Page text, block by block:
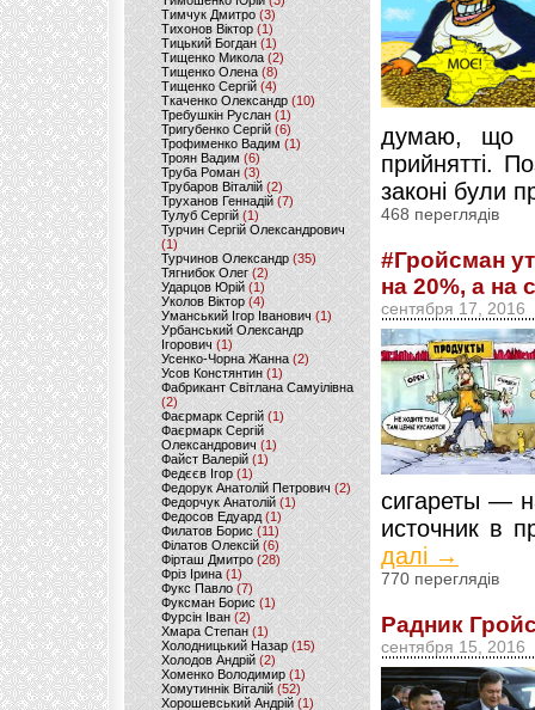
Тимчук Дмитро (3)
Тихонов Віктор (1)
Тицький Богдан (1)
Тищенко Микола (2)
Тищенко Олена (8)
Тищенко Сергій (4)
Ткаченко Олександр (10)
Требушкін Руслан (1)
Тригубенко Сергій(6)
Трофименко Вадим (1)
Троян Вадим (6)
Труба Роман(3)
Трубаров Віталій (2)
Труханов Геннадій (7)
Тулуб Сергій(1)
Турчин Сергій Олександрович
(1)
Турчинов Олександр(35)
Тягнибок Олег (2)
Ударцов Юрій (1)
Уколов Віктор(4)
Уманський Ігор Іванович(1)
Урбанський Олександр
Ігорович (1)
Усенко-Чорна Жанна (2)
Усов Констянтин(1)
Фабрикант Світлана Самуілівна
(2)
Фаєрмарк Сергій(1)
Фаєрмарк Сергій
Олександрович (1)
Файст Валерій(1)
Федєєв Ігор (1)
Федорук Анатолій Петрович (2)
Федорчук Анатолій (1)
Федосов Едуард (1)
Филатов Борис (11)
Філатов Олексій (6)
Фірташ Дмитро (28)
Фріз Ірина (1)
Фукс Павло (7)
Фуксман Борис (1)
Фурсін Іван (2)
Хмара Степан(1)
Холодницький Назар(15)
Холодов Андрій (2)
Хоменко Володимир (1)
Хомутиннік Віталій (52)
Хорошевський Андрій (1)
думаю, що
прийнятті.
законі були
468 переглядів
#Гройсман
на 20%, а на
сентября 17, 2016
сигареты —
источник в
далі →
770 переглядів
Радник
сентября 15, 2016